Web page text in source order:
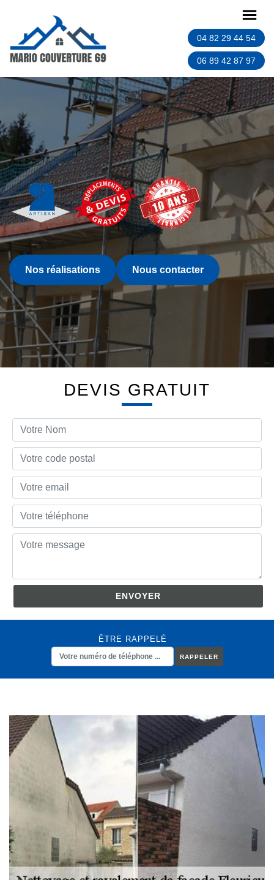
04 82 29 44 54
06 89 42 87 97
Nos réalisations Nous contacter
DEVIS GRATUIT
ÊTRE RAPPELÉ